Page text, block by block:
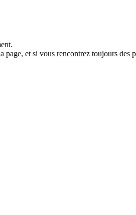
page, et si vous rencontrez toujours